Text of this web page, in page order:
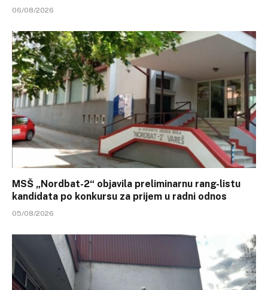
06/08/2026
MSŠ „Nordbat-2“ objavila preliminarnu rang-listu
kandidata po konkursu za prijem u radni odnos
05/08/2026